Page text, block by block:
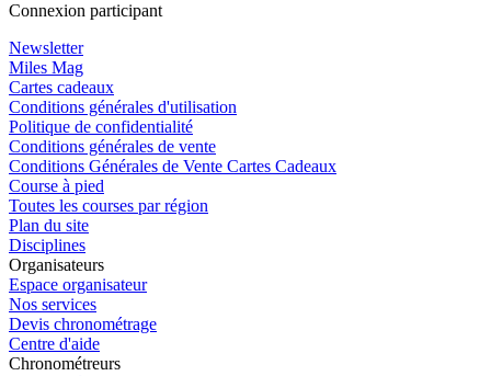
Connexion participant
Newsletter
Miles Mag
Cartes cadeaux
Conditions générales d'utilisation
Politique de confidentialité
Conditions générales de vente
Conditions Générales de Vente Cartes Cadeaux
Course à pied
Toutes les courses par région
Plan du site
Disciplines
Organisateurs
Espace organisateur
Nos services
Devis chronométrage
Centre d'aide
Chronométreurs